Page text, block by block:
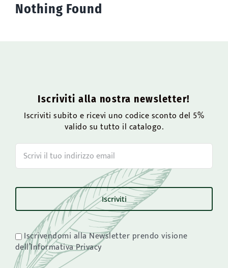
Nothing Found
Iscriviti alla nostra newsletter!
Iscriviti subito e ricevi uno codice sconto del 5%
valido su tutto il catalogo.
Iscrivendomi alla Newsletter prendo visione
dell’Informativa Privacy